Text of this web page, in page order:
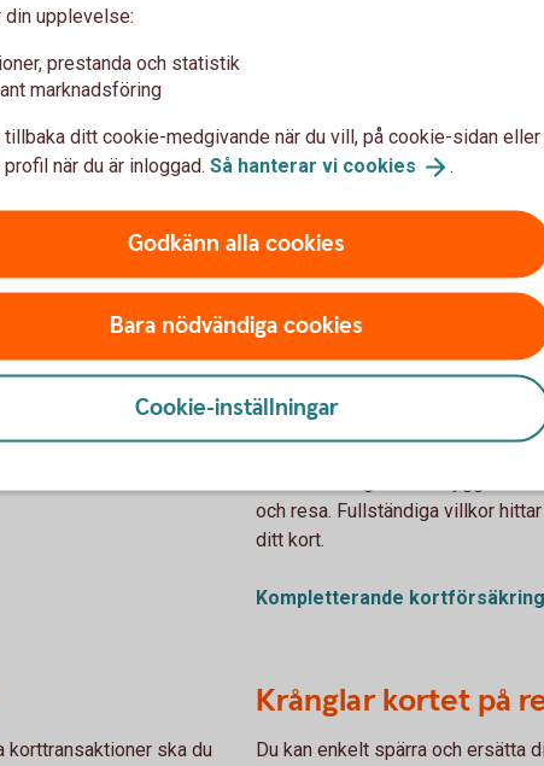
något av våra bankkort eller kreditkort
och vilken hjälp du kan få.
din resa
och när som helst.
när du ska ut och
Extra trygghet med
När du betalar resan med kortet
och resa. Fullständiga villkor
ditt kort.
Kompletterande
korttransaktioner ska du
Krånglar kortet på
Du kan enkelt spärra och ersätta
din upplevelse:
prestanda och statistik
marknadsföring
tillbaka ditt cookie-medgivande när du vill, på cookie-sidan eller
när du är inloggad. Så hanterar vi cookies .
Godkänn alla cookies
Bara nödvändiga cookies
Cookie-inställningar